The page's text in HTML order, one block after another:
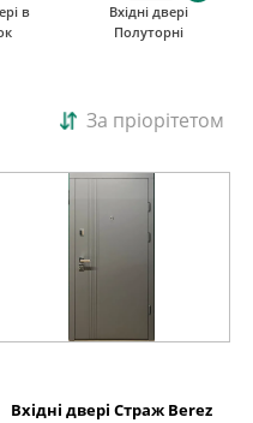
в
Вхідні двері
Полуторні
За пріорітетом
Вхідні двері Страж Berez